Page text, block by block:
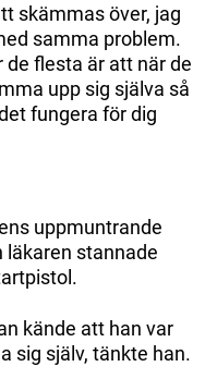
skämmas över, jag
samma problem.
flesta är att när de
upp sig själva så
fungera för dig
uppmuntrande
läkaren stannade
kände att han var
sig själv, tänkte han.